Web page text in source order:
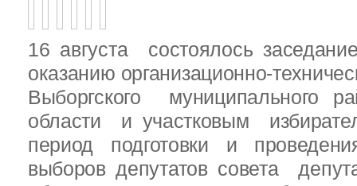
16 августа состоялось
оказанию организационно-
Выборгского муниципального
области и участковым
период подготовки и
выборов депутатов совета